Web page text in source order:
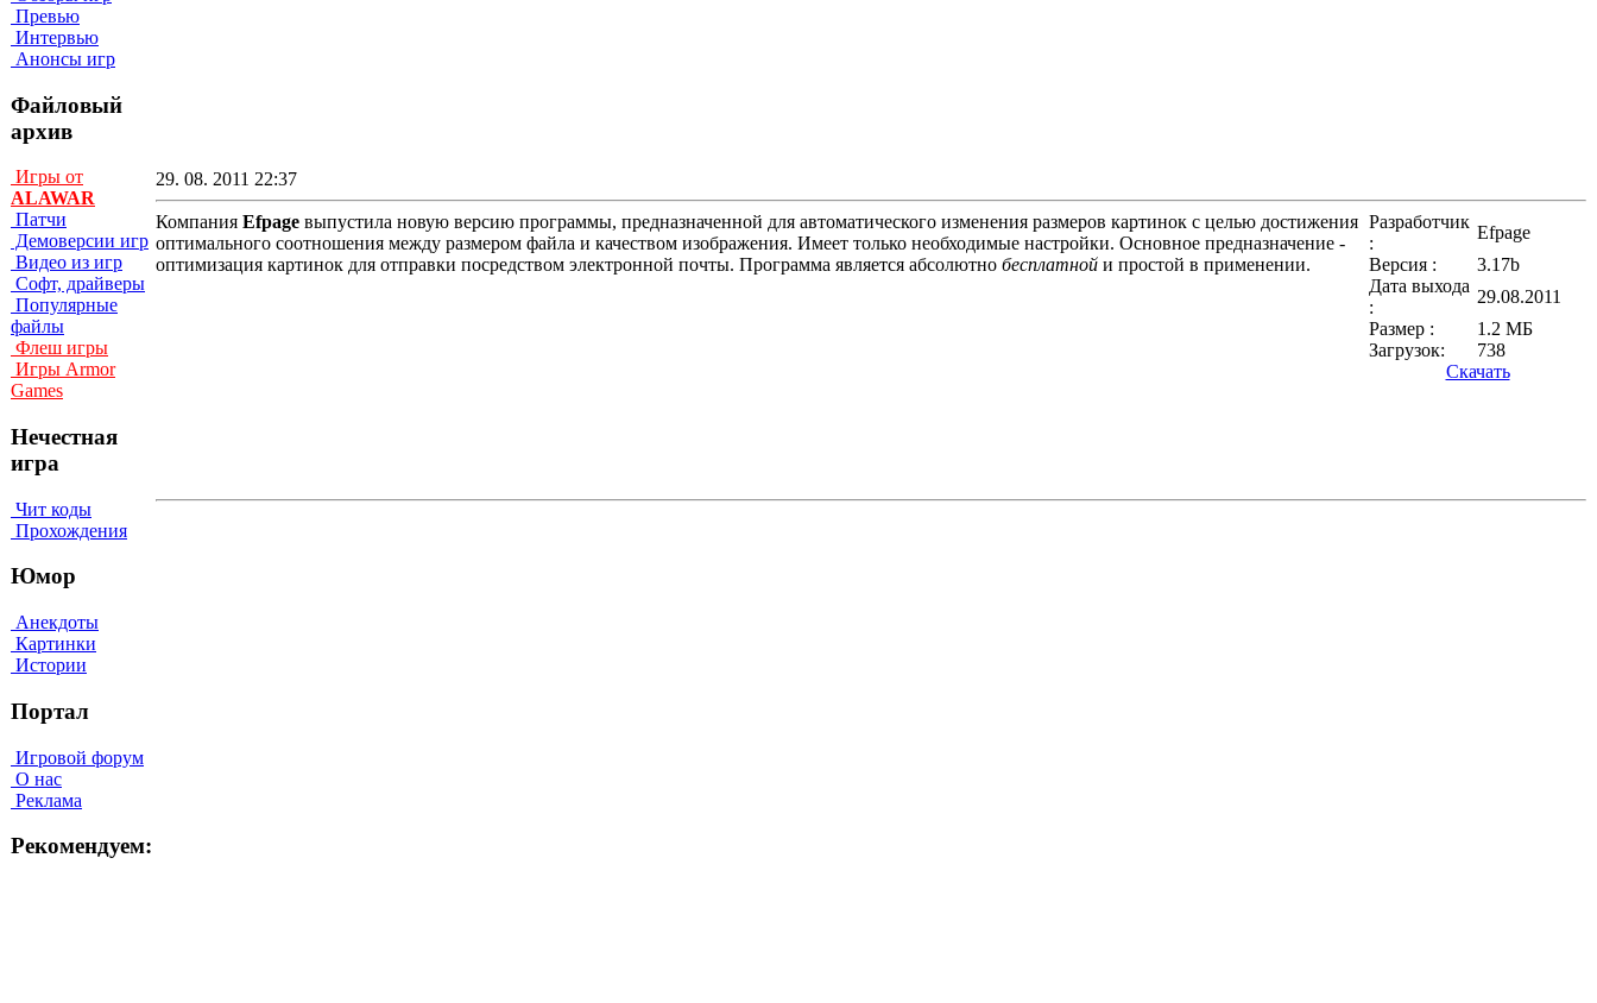
Превью
Интервью
Анонсы игр
Файловый
архив
Игры от
ALAWAR
Патчи
Демоверсии игр
Видео из игр
Софт, драйверы
Популярные
файлы
Флеш игры
Игры Armor
Games
Нечестная
игра
Чит коды
Прохождения
Юмор
Анекдоты
Картинки
Истории
Портал
Игровой форум
О нас
Реклама
Рекомендуем:
29. 08. 2011 22:37
Разработчик
:
Efpage
Версия :
3.17b
Дата выхода
:
29.08.2011
Размер :
1.2 МБ
Загрузок:
738
Скачать
Компания Efpage выпустила новую версию программы, предназначенной для автоматического изменения размеров картинок с целью достижения
оптимального соотношения между размером файла и качеством изображения. Имеет только необходимые настройки. Основное предназначение -
оптимизация картинок для отправки посредством электронной почты. Программа является абсолютно бесплатной и простой в применении.